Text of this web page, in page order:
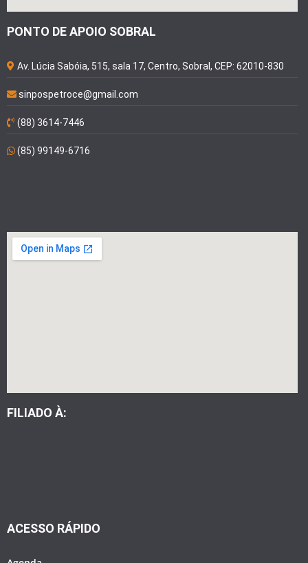
PONTO DE APOIO SOBRAL
Av. Lúcia Sabóia, 515, sala 17, Centro, Sobral, CEP: 62010-830
sinpospetroce@gmail.com
(88) 3614-7446
(85) 99149-6716
FILIADO À:
ACESSO RÁPIDO